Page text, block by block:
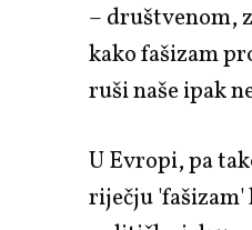
– društvenom,
kako fašizam
ruši naše ipak
U Evropi, pa
riječju 'fašizam'